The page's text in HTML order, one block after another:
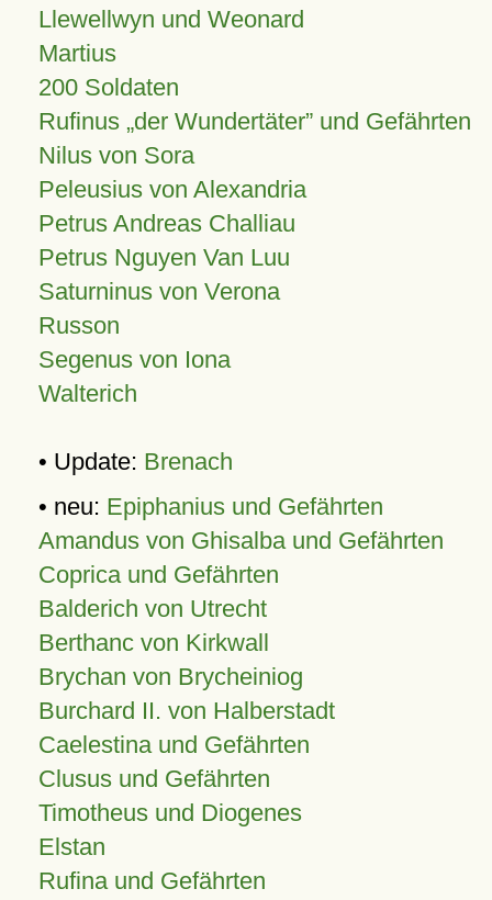
Llewellwyn und Weonard
Martius
200 Soldaten
Rufinus „der Wundertäter” und Gefährten
Nilus von Sora
Peleusius von Alexandria
Petrus Andreas Challiau
Petrus Nguyen Van Luu
Saturninus von Verona
Russon
Segenus von Iona
Walterich
• Update: Brenach
• neu: Epiphanius und Gefährten
Amandus von Ghisalba und Gefährten
Coprica und Gefährten
Balderich von Utrecht
Berthanc von Kirkwall
Brychan von Brycheiniog
Burchard II. von Halberstadt
Caelestina und Gefährten
Clusus und Gefährten
Timotheus und Diogenes
Elstan
Rufina und Gefährten